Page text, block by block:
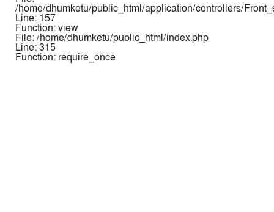
/home/dhumketu/public_html/application/controllers/
Line: 157
Function: view
File: /home/dhumketu/public_html/index.php
Line: 315
Function: require_once